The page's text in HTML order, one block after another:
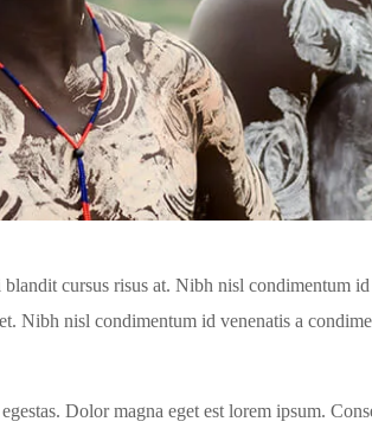
cursus risus at. Nibh nisl condimentum
Nibh nisl condimentum id venenatis a
Dolor magna eget est lorem ipsum.